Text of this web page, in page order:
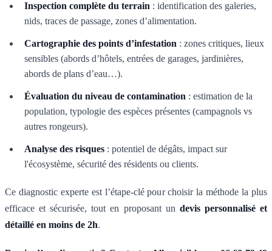
Inspection complète du terrain : identification des galeries,
nids, traces de passage, zones d’alimentation.
Cartographie des points d’infestation : zones critiques, lieux
sensibles (abords d’hôtels, entrées de garages, jardinières,
abords de plans d’eau…).
Évaluation du niveau de contamination : estimation de la
population, typologie des espèces présentes (campagnols vs
autres rongeurs).
Analyse des risques : potentiel de dégâts, impact sur
l'écosystème, sécurité des résidents ou clients.
Ce diagnostic experte est l’étape-clé pour choisir la méthode la plus
efficace et sécurisée, tout en proposant un devis personnalisé et
détaillé en moins de 2h.